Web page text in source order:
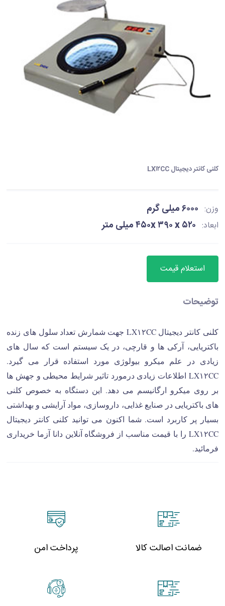
کلنی کانتر دیجیتال LX۱۲CC
وزن: ۶۰۰۰ میلی گرم
ابعاد: ۴۵۰x ۳۹۰ x ۵۲۰ میلی متر
استعلام قیمت
توضیحات
کلنی کانتر دیجیتال LX۱۲CC جهت شمارش تعداد سلول های زنده
باکتریایی، آرکی ها و قارچی، در یک سیستم است که سال های
زیادی در علم میکرو بیولوژی مورد استفاده قرار می گیرد.
LX۱۲CC اطلاعات زیادی درمورد تاثیر شرایط محیطی و جهش ها
بر روی میکرو ارگانیسم می دهد. این دستگاه به خصوص کلنی
های باکتریایی در صنایع غذایی، داروسازی، مواد آرایشی و بهداشتی
بسیار پر کاربرد است. شما اکنون می توانید کلنی کانتر دیجیتال
LX۱۲CC را با قیمت مناسب از فروشگاه آنلاین دانا آزما خریداری
فرمائید.
ضمانت اصالت کالا پرداخت امن